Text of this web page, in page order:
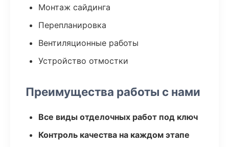
Монтаж сайдинга
Перепланировка
Вентиляционные работы
Устройство отмостки
Преимущества работы с нами
Все виды отделочных работ под ключ
Контроль качества на каждом этапе